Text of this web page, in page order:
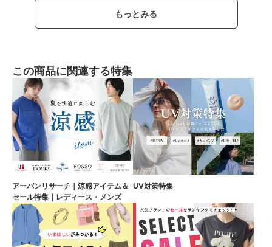
もっとみる
この商品に関連する特集
アーバンリサーチ｜涼感アイテム＆
セール特集｜レディース・メンズ
UV対策特集